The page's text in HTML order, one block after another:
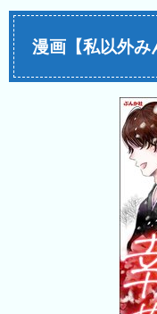
漫画【私以外み